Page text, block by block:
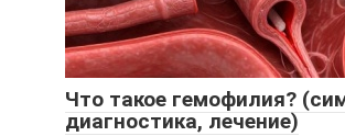
Что такое гемофилия?
диагностика, лечение)